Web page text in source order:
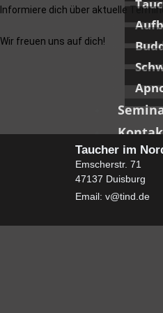
X
Informiere dich über aktuelle
Wir freuen uns auf dich!
Taucher im
Emscherstr. 71
47137 Duisburg
Email: v@tind.de